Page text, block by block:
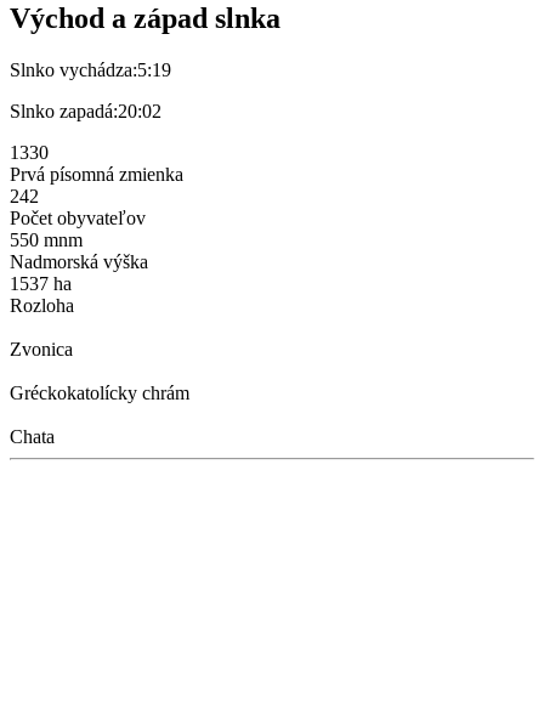
Východ a západ slnka
Slnko vychádza:5:19
Slnko zapadá:20:02
1330
Prvá písomná zmienka
242
Počet obyvateľov
550 mnm
Nadmorská výška
1537 ha
Rozloha
Zvonica
Gréckokatolícky chrám
Chata